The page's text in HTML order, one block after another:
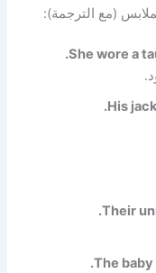
(مع الترجمة):
She wore a
His
Their
The baby